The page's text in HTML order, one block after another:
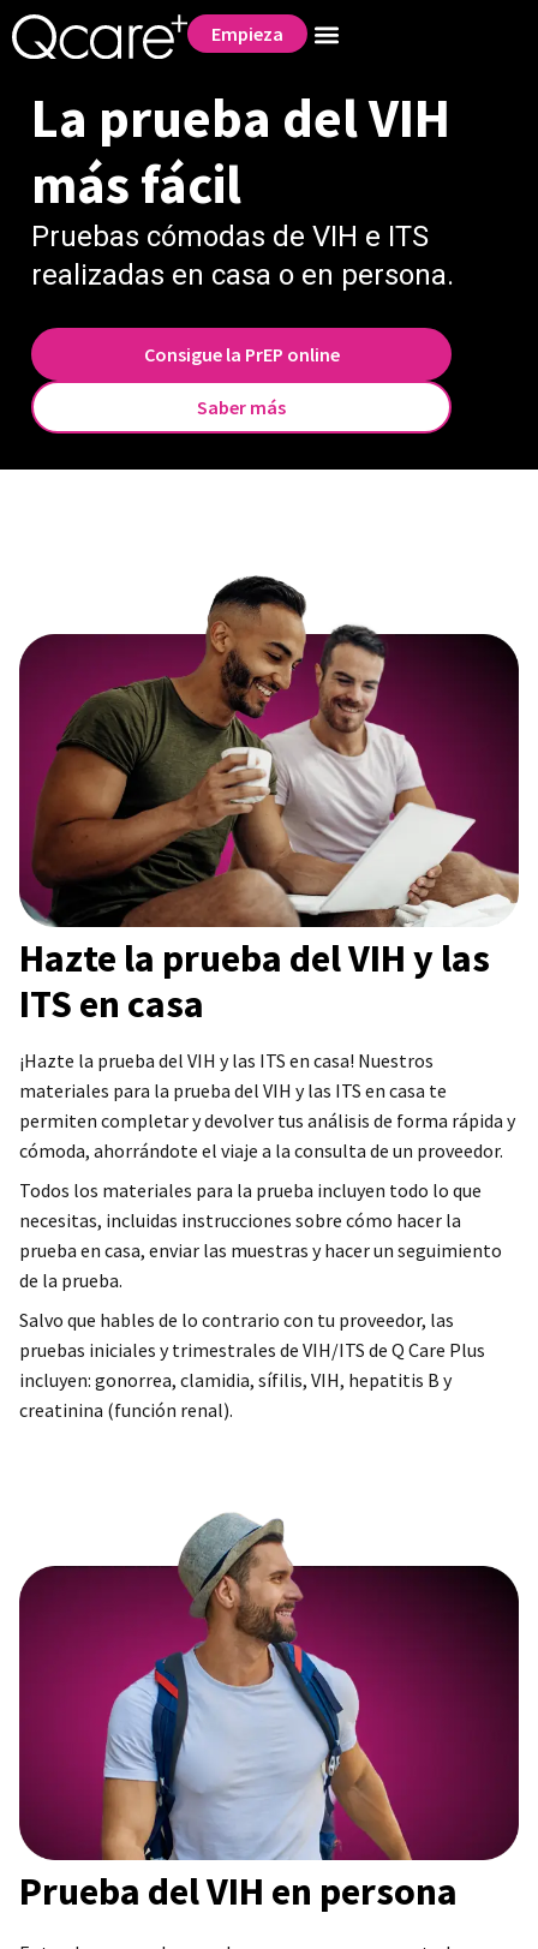
Empieza
La prueba del VIH
más fácil
Pruebas cómodas de VIH e ITS
realizadas en casa o en persona.
Consigue la PrEP online
Saber más
Hazte la prueba del VIH y las
ITS en casa
¡Hazte la prueba del VIH y las ITS en casa! Nuestros
materiales para la prueba del VIH y las ITS en casa te
permiten completar y devolver tus análisis de forma rápida y
cómoda, ahorrándote el viaje a la consulta de un proveedor.
Todos los materiales para la prueba incluyen todo lo que
necesitas, incluidas instrucciones sobre cómo hacer la
prueba en casa, enviar las muestras y hacer un seguimiento
de la prueba.
Salvo que hables de lo contrario con tu proveedor, las
pruebas iniciales y trimestrales de VIH/ITS de Q Care Plus
incluyen: gonorrea, clamidia, sífilis, VIH, hepatitis B y
creatinina (función renal).
Prueba del VIH en persona